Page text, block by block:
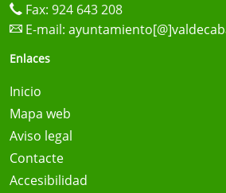
Fax: 924 643 208
E-mail:
Enlaces
Inicio
Mapa web
Aviso legal
Contacte
Accesibilidad